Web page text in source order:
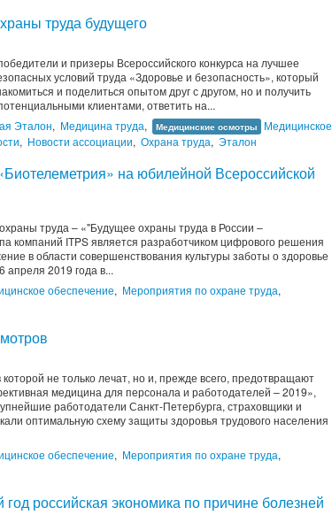
труда будущего
и призеры Всероссийского конкурса на лучшее
условий труда «Здоровье и безопасность», который
и поделиться опытом друг с другом, но и получить
клиентами, ответить на...
Эталон, Медицина труда, Медицинские осмотры
Медицинское
, Новости ассоциации, Охрана труда, Эталон
на юбилейной Всероссийской
труда – «"Будущее охраны труда в России –
компаний ITPS является разработчиком цифрового решения
в области совершенствования культуры заботы о здоровье
2019 года в...
обеспечение, Мероприятия по охране труда,
не только лечат, но и, прежде всего, предотвращают
медицина для персонала и работодателей – 2019»,
работодатели Санкт-Петербурга, страховщики и
оптимальную схему защиты здоровья трудового населения
обеспечение, Мероприятия по охране труда,
российская экономика по причине болезней